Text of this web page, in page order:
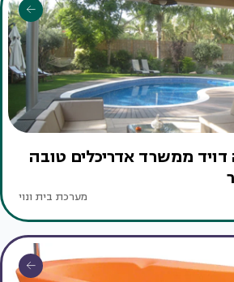
דויד ממשרד אדריכלים טובה
מערכת בית ונוי